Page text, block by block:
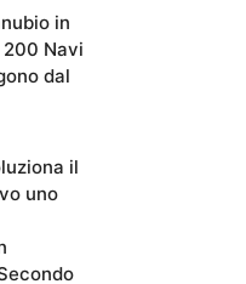
in
Navi
dal
il
uno